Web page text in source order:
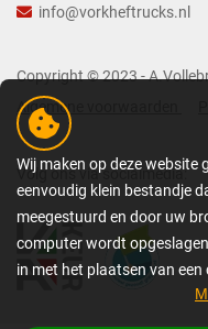
info@vorkheftrucks.nl
Copyright © 2023 -
Algemene voorwaarden
Volg ons via socialmedia:
Wij maken op deze website
eenvoudig klein bestandje
meegestuurd en door uw
computer wordt
in met het plaatsen van een